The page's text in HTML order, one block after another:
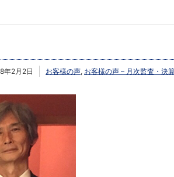
年2月2日 お客様の声, お客様の声 – 月次監査・決